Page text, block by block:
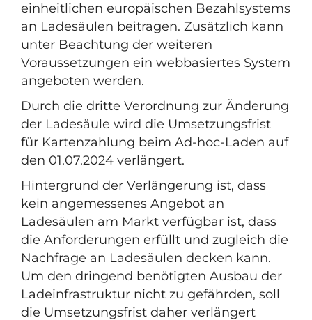
einheitlichen europäischen Bezahlsystems
an Ladesäulen beitragen. Zusätzlich kann
unter Beachtung der weiteren
Voraussetzungen ein webbasiertes System
angeboten werden.
Durch die dritte Verordnung zur Änderung
der Ladesäule wird die Umsetzungsfrist
für Kartenzahlung beim Ad-hoc-Laden auf
den 01.07.2024 verlängert.
Hintergrund der Verlängerung ist, dass
kein angemessenes Angebot an
Ladesäulen am Markt verfügbar ist, dass
die Anforderungen erfüllt und zugleich die
Nachfrage an Ladesäulen decken kann.
Um den dringend benötigten Ausbau der
Ladeinfrastruktur nicht zu gefährden, soll
die Umsetzungsfrist daher verlängert